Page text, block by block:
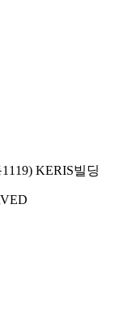
KERIS빌딩